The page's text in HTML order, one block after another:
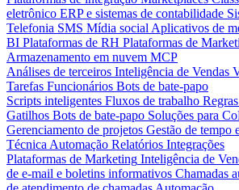
eletrônico ERP e sistemas de contabilidade
Telefonia SMS Mídia social Aplicativos de
BI Plataformas de RH Plataformas de
Armazenamento em nuvem MCP
Análises de terceiros Inteligência de Vendas
Tarefas Funcionários Bots de bate-papo
Scripts inteligentes Fluxos de trabalho
Gatilhos Bots de bate-papo Soluções para
Gerenciamento de projetos Gestão de tempo
Técnica Automação Relatórios Integrações
Plataformas de Marketing Inteligência de
de e-mail e boletins informativos Chamadas